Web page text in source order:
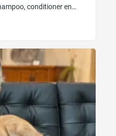
conditioner en
en wanneer gebruik